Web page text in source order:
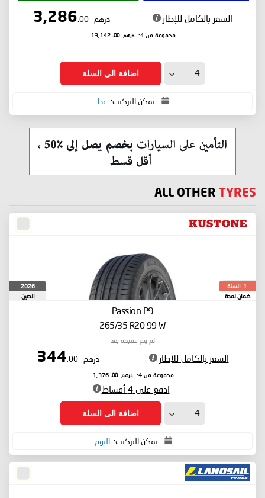
السعر بالكامل للإطار درهم 3,286
.00
مجموعة من 4: درهم 13,142
.00
اضافة الى السلة
يمكن التركيب: غدا
ALL OTHER TYRES
1 السنة
ضمان لمدة
2026
الصين
Passion P9
265/35 R20 99 W
لم يتم تقييمه بعد
السعر بالكامل للإطار درهم 344
.00
مجموعة من 4: درهم 1,376
.00
ادفع على 4 أقساط
اضافة الى السلة
يمكن التركيب: اليوم